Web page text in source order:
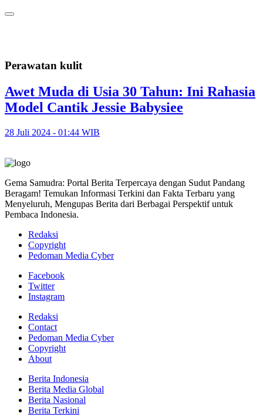
Perawatan kulit
Awet Muda di Usia 30 Tahun: Ini Rahasia
Model Cantik Jessie Babysiee
28 Juli 2024 - 01:44 WIB
Gema Samudra: Portal Berita Terpercaya dengan Sudut Pandang
Beragam! Temukan Informasi Terkini dan Fakta Terbaru yang
Menyeluruh, Mengupas Berita dari Berbagai Perspektif untuk
Pembaca Indonesia.
Redaksi
Copyright
Pedoman Media Cyber
Facebook
Twitter
Instagram
Redaksi
Contact
Pedoman Media Cyber
Copyright
About
Berita Indonesia
Berita Media Global
Berita Nasional
Berita Terkini